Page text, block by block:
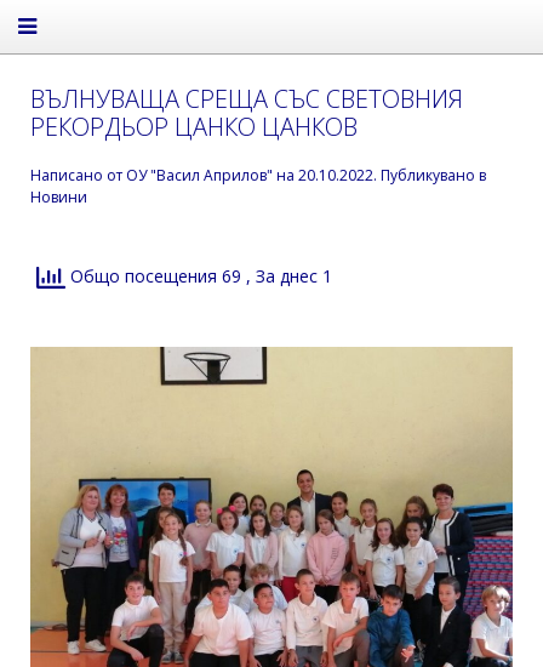
ВЪЛНУВАЩА СРЕЩА СЪС СВЕТОВНИЯ
РЕКОРДЬОР ЦАНКО ЦАНКОВ
Написано от ОУ "Васил Априлов" на 20.10.2022. Публикувано в
Новини
Общо посещения 69 , За днес 1